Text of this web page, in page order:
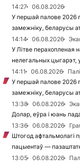
14:27
06.08.2026
У першай палове 2026
замежніку, беларусы
14:14
06.08.2026
У Літве перахопленая
нелегальных цыгарэт,
14:11
06.08.2026
У першай палове 2026
замежніку, беларусы
13:38
06.08.2026
Долар, еўра і юань
13:36
06.08.2026
Штогод афтальмолагі
пацыентаў —
13:05
06.08.2026